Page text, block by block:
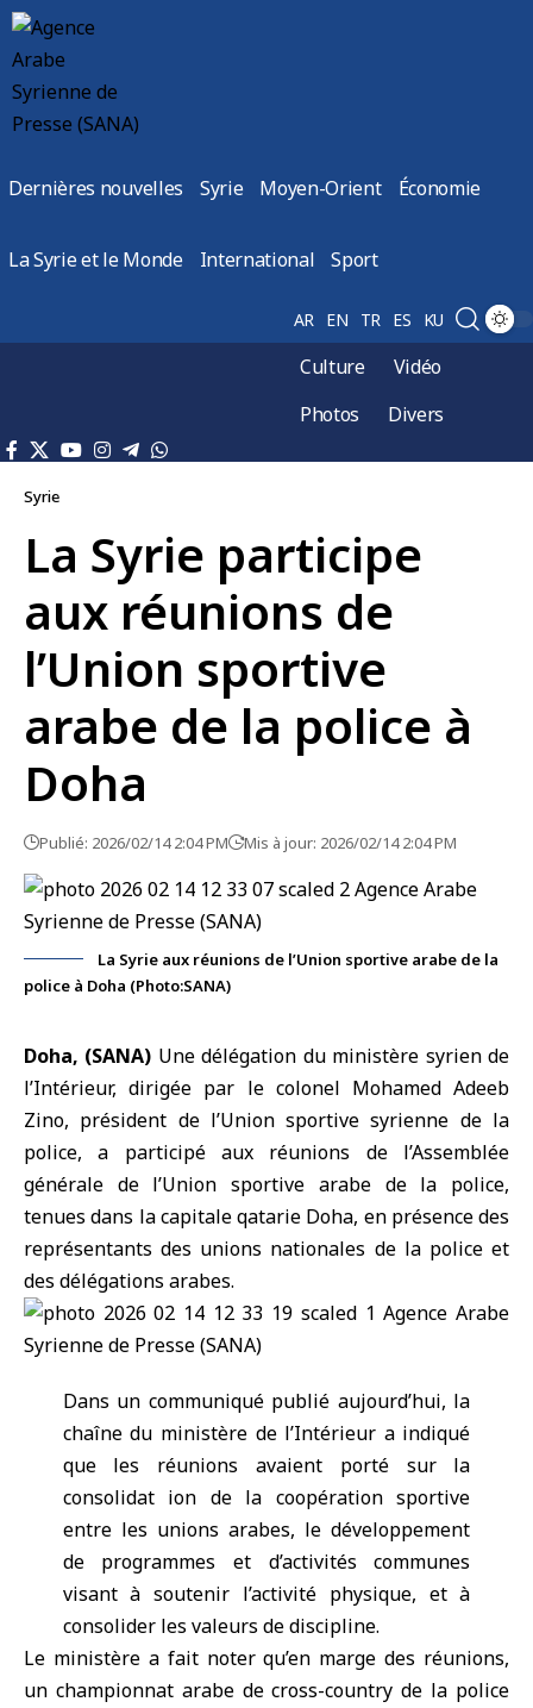
Dernières nouvelles Syrie Moyen-Orient Économie
La Syrie et le Monde International Sport
AR EN TR ES KU
Culture
Vidéo
Photos
Divers
Syrie
La Syrie participe
aux réunions de
l’Union sportive
arabe de la police à
Doha
Publié: 2026/02/14 2:04 PM Mis à jour: 2026/02/14 2:04 PM
La Syrie aux réunions de l’Union sportive arabe de la
police à Doha (Photo:SANA)
Doha, (SANA) Une délégation du ministère syrien de
l’Intérieur, dirigée par le colonel Mohamed Adeeb
Zino, président de l’Union sportive syrienne de la
police, a participé aux réunions de l’Assemblée
générale de l’Union sportive arabe de la police,
tenues dans la capitale qatarie Doha, en présence des
représentants des unions nationales de la police et
des délégations arabes.
Dans un communiqué publié aujourd’hui, la
chaîne du ministère de l’Intérieur a indiqué
que les réunions avaient porté sur la
consolidat ion de la coopération sportive
entre les unions arabes, le développement
de programmes et d’activités communes
visant à soutenir l’activité physique, et à
consolider les valeurs de discipline.
Le ministère a fait noter qu’en marge des réunions,
un championnat arabe de cross-country de la police